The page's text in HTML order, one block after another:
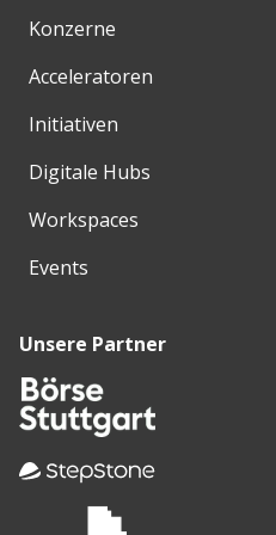
Konzerne
Acceleratoren
Initiativen
Digitale Hubs
Workspaces
Events
Unsere Partner